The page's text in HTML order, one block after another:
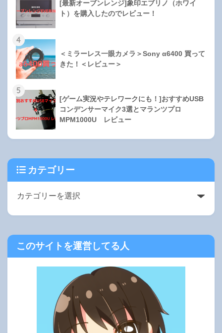
[最新オーブンレンジ]象印エブリノ（ホワイ
ト）を購入したのでレビュー！
4
＜ミラーレス一眼カメラ＞Sony α6400 買って
きた！＜レビュー＞
5
[ゲーム実況やテレワークにも！]おすすめUSB
コンデンサーマイク3選とマランツプロ
MPM1000U レビュー
カテゴリー
このサイトを運営してる人